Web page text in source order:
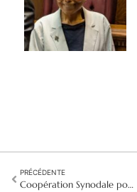
PRÉCÉDENTE
Coopération Synodale pour le Développement Mondial en Amérique Latine